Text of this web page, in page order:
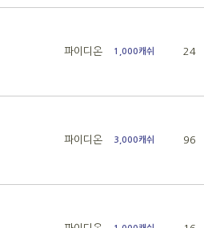
파이디온 1,000캐쉬 24
파이디온 3,000캐쉬 96